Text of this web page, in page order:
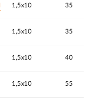
1,5х10 35
1,5х10 35
1,5х10 40
1,5х10 55